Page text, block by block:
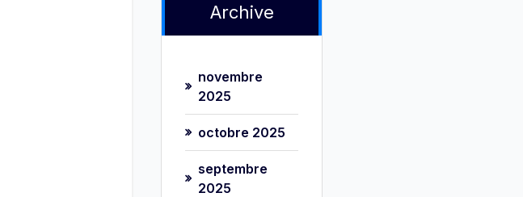
Archive
novembre
2025
octobre 2025
septembre
2025